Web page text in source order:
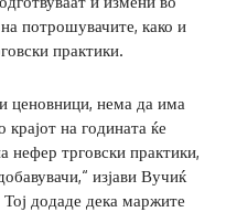
потрошувачите, како и
практики.
ценовници, нема да има
на годината ќе
нефер трговски практики,
изјави Вучиќ
додаде дека маржите